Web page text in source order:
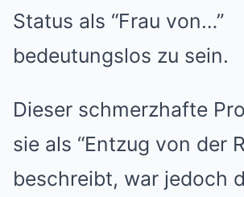
Status als “Frau von…”
bedeutungslos zu sein.
Dieser schmerzhafte
sie als “Entzug von der
beschreibt, war jedoch